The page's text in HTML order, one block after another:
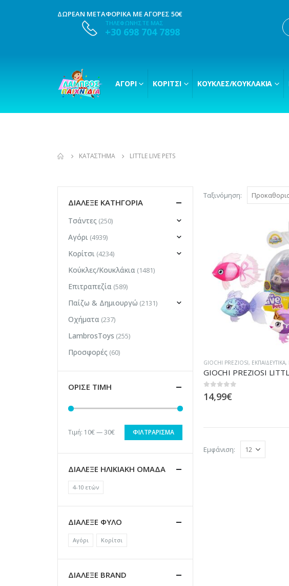
ΔΩΡΕΑΝ ΜΕΤΑΦΟΡΙΚΑ ΜΕ ΑΓΟΡΕΣ 50€
ΤΗΛΕΦΩΝΗΣΤΕ ΜΑΣ
+30 698 704 7898
ΑΓΌΡΙ ΚΟΡΊΤΣΙ ΚΟΎΚΛΕΣ/ΚΟΥΚΛΆΚΙΑ
ΚΑΤΆΣΤΗΜΑ LITTLE LIVE PETS
Ταξινόμηση:
GIOCHI PREZIOSI, ΕΚΠΑΙΔΕΥΤΙΚΆ,
0out of 5
14,99€
Εμφάνιση:
ΔΙΑΛΕΞΕ ΚΑΤΗΓΟΡΙΑ
Τσάντες (250)
Αγόρι (4939)
Κορίτσι (4234)
Κούκλες/Κουκλάκια (1481)
Επιτραπεζία (589)
Παίζω & Δημιουργώ (2131)
Οχήματα (237)
LambrosToys (255)
Προσφορές (60)
ΟΡΙΣΕ ΤΙΜΗ
Ελάχιστη
Μέγιστη
ΦΙΛΤΡΆΡΙΣΜΑ
Τιμή: 10€—30€
ΔΙΑΛΕΞΕ ΗΛΙΚΙΑΚΗ ΟΜΑΔΑ
4-10 ετών
ΔΙΑΛΕΞΕ ΦΥΛΟ
Αγόρι Κορίτσι
ΔΙΑΛΕΞΕ BRAND